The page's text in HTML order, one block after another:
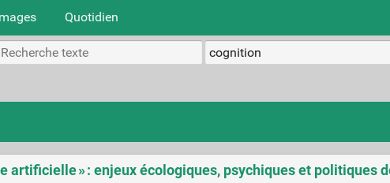
Quotidien
artificielle » : enjeux écologiques, psychiques et politiques